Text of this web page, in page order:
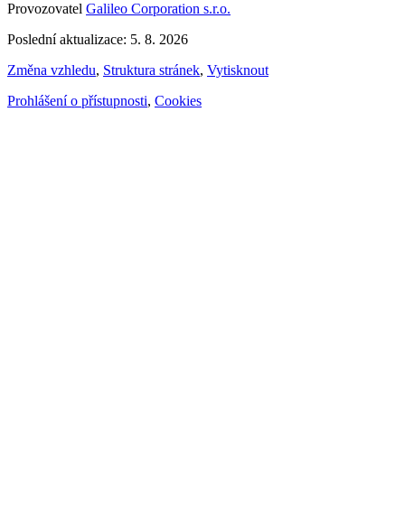
Provozovatel Galileo Corporation s.r.o.
Poslední aktualizace: 5. 8. 2026
Změna vzhledu, Struktura stránek, Vytisknout
Prohlášení o přístupnosti, Cookies